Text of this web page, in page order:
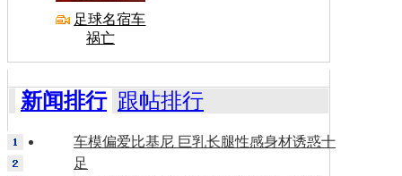
足球名宿车
祸亡
新闻排行 跟帖排行
车模偏爱比基尼 巨乳长腿性感身材诱惑十
足